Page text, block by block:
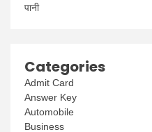
पानी
Categories
Admit Card
Answer Key
Automobile
Business